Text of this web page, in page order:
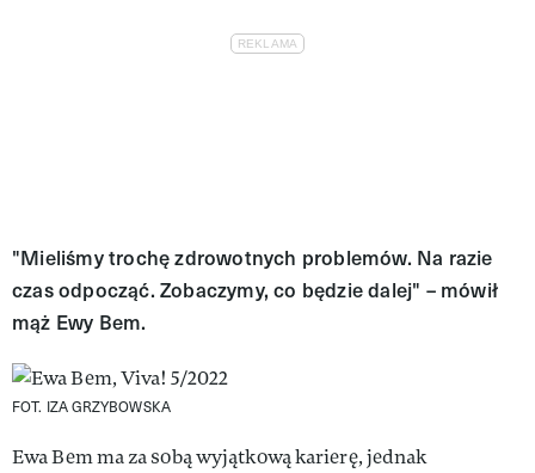
"Mieliśmy trochę zdrowotnych problemów. Na razie
czas odpocząć. Zobaczymy, co będzie dalej" – mówił
mąż Ewy Bem.
FOT. IZA GRZYBOWSKA
Ewa Bem ma za sobą wyjątkową karierę, jednak